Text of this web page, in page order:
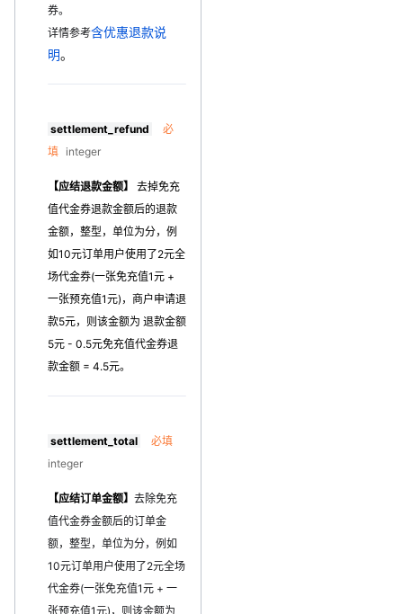
券。
详情参考含优惠退款说
明。
settlement_refund
必
填 integer
【应结退款金额】
去掉免充
值代金券退款金额后的退款
金额，整型，单位为分，例
如10元订单用户使用了2元全
场代金券(一张免充值1元 +
一张预充值1元)，商户申请退
款5元，则该金额为 退款金额
5元 - 0.5元免充值代金券退
款金额 = 4.5元。
settlement_total
必填
integer
【应结订单金额】 去除免充
值代金券金额后的订单金
额，整型，单位为分，例如
10元订单用户使用了2元全场
代金券(一张免充值1元 + 一
张预充值1元)，则该金额为